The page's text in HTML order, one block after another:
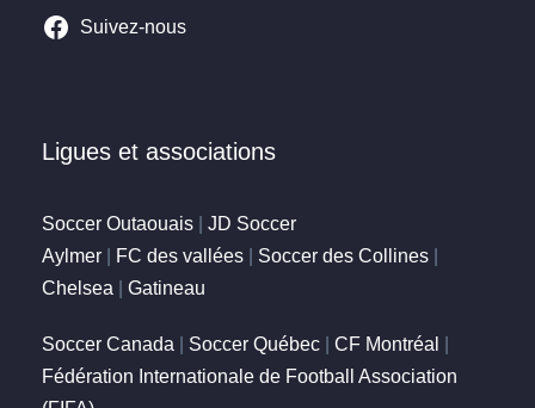
Suivez-nous
Ligues et associations
Soccer Outaouais
JD Soccer
Aylmer
FC des vallées Soccer des Collines
Chelsea
Gatineau
Soccer Canada Soccer Québec CF Montréal
Fédération Internationale de Football Association